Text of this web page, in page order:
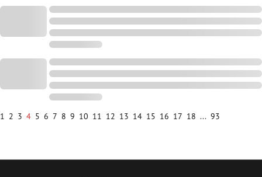
1 2 3 4 5 6 7 8 9 10 11 12 13 14 15 16 17 18 ... 93